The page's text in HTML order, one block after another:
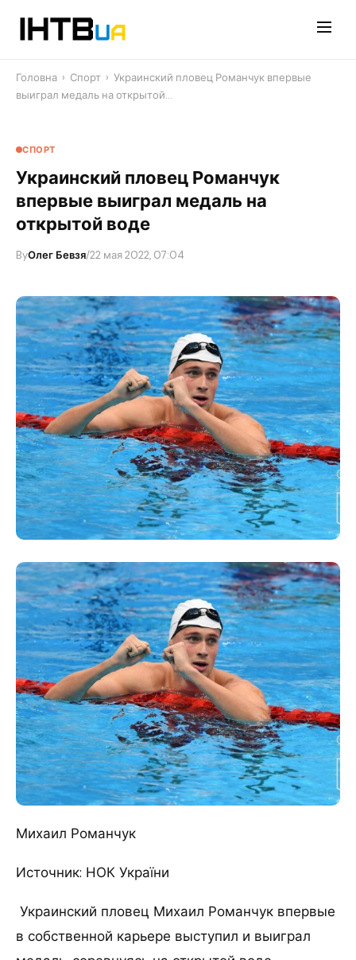
Головна › Спорт › Украинский пловец Романчук впервые
выиграл медаль на открытой…
СПОРТ
Украинский пловец Романчук
впервые выиграл медаль на
открытой воде
ByОлег Бевзя/22 мая 2022, 07:04
Михаил Романчук
Источник: НОК України
Украинский пловец Михаил Романчук впервые
в собственной карьере выступил и выиграл